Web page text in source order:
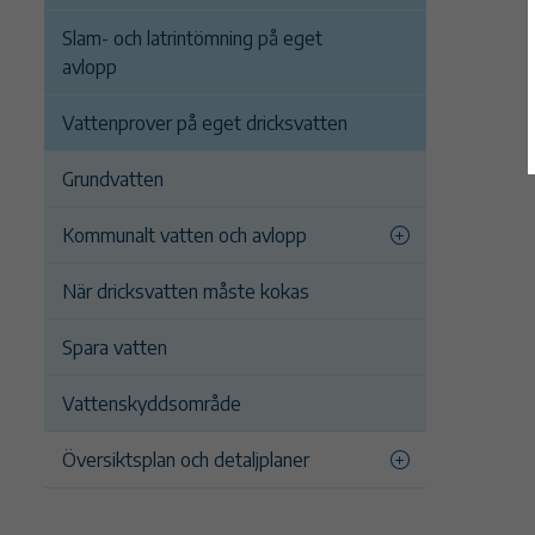
Slam- och latrintömning på eget
avlopp
Vattenprover på eget dricksvatten
Grundvatten
Kommunalt vatten och avlopp
När dricksvatten måste kokas
Spara vatten
Vattenskyddsområde
Översiktsplan och detaljplaner